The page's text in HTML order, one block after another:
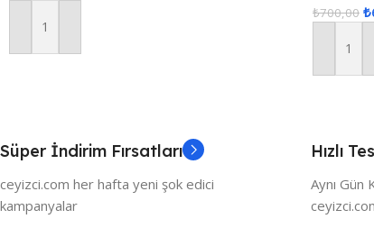
Sepete Ekle
₺700,00 ₺
Sepete
Süper İndirim Fırsatları
ceyizci.com her hafta yeni şok edici
kampanyalar
Hızlı
Aynı Gün